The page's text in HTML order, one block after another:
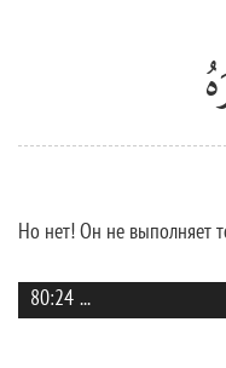
Но нет! Он не выполняет
80:24 ...